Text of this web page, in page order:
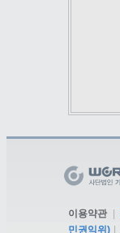
이용약관
민권익위)